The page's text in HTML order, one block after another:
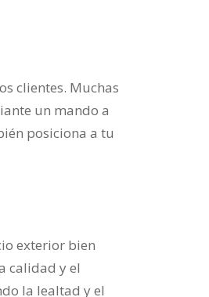
clientes. Muchas
un mando a
posiciona a tu
exterior bien
calidad y el
la lealtad y el